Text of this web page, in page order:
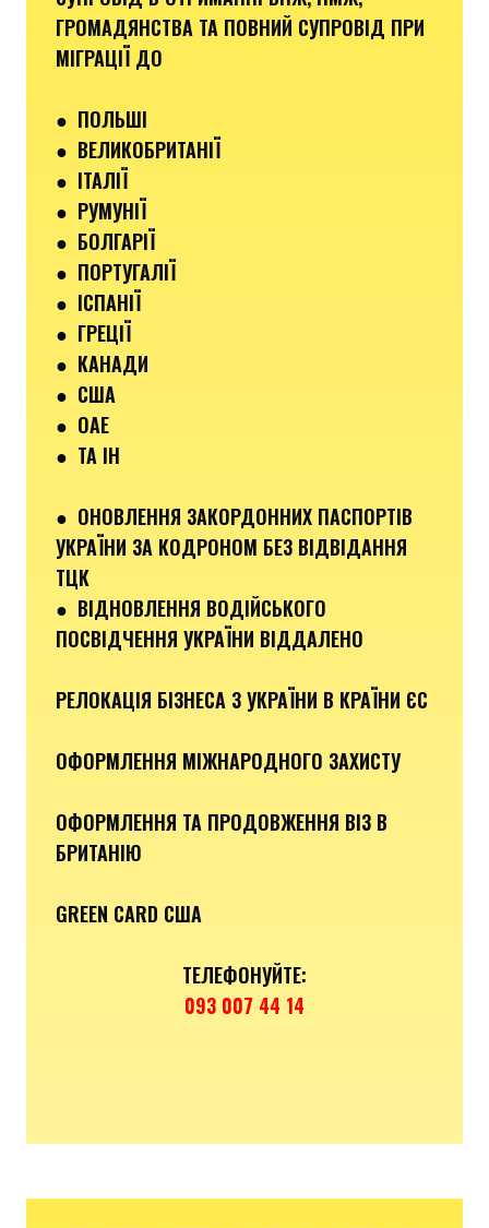
ГРОМАДЯНСТВА ТА ПОВНИЙ СУПРОВІД ПРИ
МІГРАЦІЇ ДО
● ПОЛЬШІ
● ВЕЛИКОБРИТАНІЇ
● ІТАЛІЇ
● РУМУНІЇ
● БОЛГАРІЇ
● ПОРТУГАЛІЇ
● ІСПАНІЇ
● ГРЕЦІЇ
● КАНАДИ
● США
● ОАЕ
● ТА ІН
● ОНОВЛЕННЯ ЗАКОРДОННИХ ПАСПОРТІВ
УКРАЇНИ ЗА КОДРОНОМ БЕЗ ВІДВІДАННЯ
ТЦК
● ВІДНОВЛЕННЯ ВОДІЙСЬКОГО
ПОСВІДЧЕННЯ УКРАЇНИ ВІДДАЛЕНО
РЕЛОКАЦІЯ БІЗНЕСА З УКРАЇНИ В КРАЇНИ ЄС
ОФОРМЛЕННЯ МІЖНАРОДНОГО ЗАХИСТУ
ОФОРМЛЕННЯ ТА ПРОДОВЖЕННЯ ВІЗ В
БРИТАНІЮ
GREEN CARD США
ТЕЛЕФОНУЙТЕ:
093 007 44 14